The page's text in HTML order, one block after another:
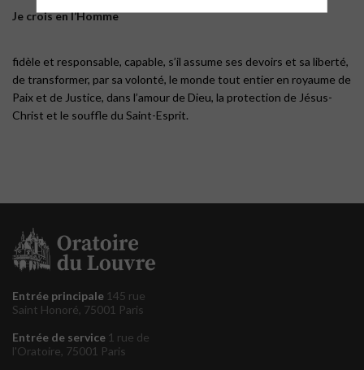
Je crois en l’Homme
fidèle et responsable, capable, s’il assume ses devoirs et sa liberté,
de transformer, par sa volonté, le monde tout entier en royaume de
Paix et de Justice, dans l’amour de Dieu, la protection de Jésus-
Christ et le souffle du Saint-Esprit.
Entrée principale 145 rue
Saint Honoré, 75001 Paris
Entrée de service 1 rue de
l'Oratoire, 75001 Paris